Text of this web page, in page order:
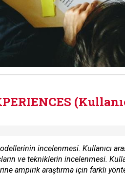
incelenmesi. Kullanıcı
ve tekniklerin incelenmesi.
ampirik araştırma için farklı